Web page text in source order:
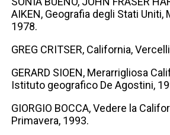
AIKEN, Geografia degli Stati Uniti,
1978.
GREG CRITSER, California,
GERARD SIOEN, Merarrigliosa
Istituto geografico De Agostini,
GIORGIO BOCCA, Vedere la
Primavera, 1993.